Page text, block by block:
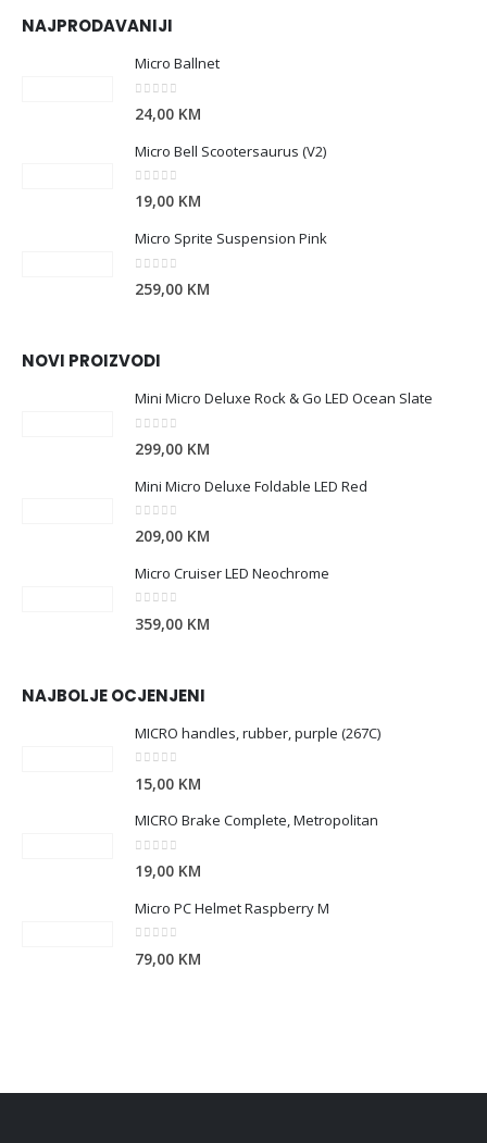
NAJPRODAVANIJI
Micro Ballnet
24,00 KM
Micro Bell Scootersaurus (V2)
0 out of 5
19,00 KM
Micro Sprite Suspension Pink
259,00 KM
NOVI PROIZVODI
Mini Micro Deluxe Rock & Go LED Ocean Slate
299,00 KM
Mini Micro Deluxe Foldable LED Red
0 out of 5
209,00 KM
Micro Cruiser LED Neochrome
359,00 KM
NAJBOLJE OCJENJENI
MICRO handles, rubber, purple (267C)
15,00 KM
MICRO Brake Complete, Metropolitan
0 out of 5
19,00 KM
Micro PC Helmet Raspberry M
79,00 KM